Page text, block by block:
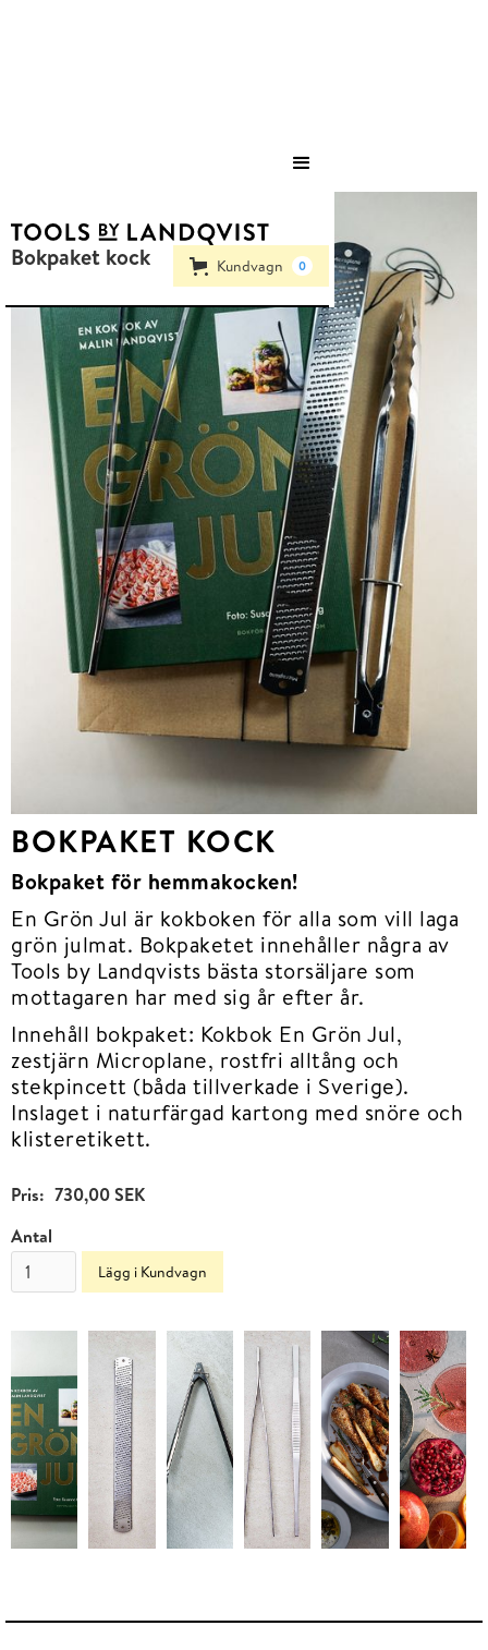
Bokpaket kock Kundvagn 0
BOKPAKET KOCK
Bokpaket för hemmakocken!
En Grön Jul är kokboken för alla som vill laga
grön julmat. Bokpaketet innehåller några av
Tools by Landqvists bästa storsäljare som
mottagaren har med sig år efter år.
Innehåll bokpaket: Kokbok En Grön Jul,
zestjärn Microplane, rostfri alltång och
stekpincett (båda tillverkade i Sverige).
Inslaget i naturfärgad kartong med snöre och
klisteretikett.
Pris: 730,00 SEK
Antal